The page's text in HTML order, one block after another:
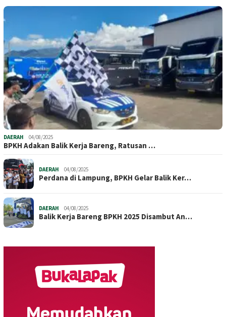
DAERAH 04/08/2025
BPKH Adakan Balik Kerja Bareng, Ratusan …
DAERAH 04/08/2025
Perdana di Lampung, BPKH Gelar Balik Ker…
DAERAH 04/08/2025
Balik Kerja Bareng BPKH 2025 Disambut An…